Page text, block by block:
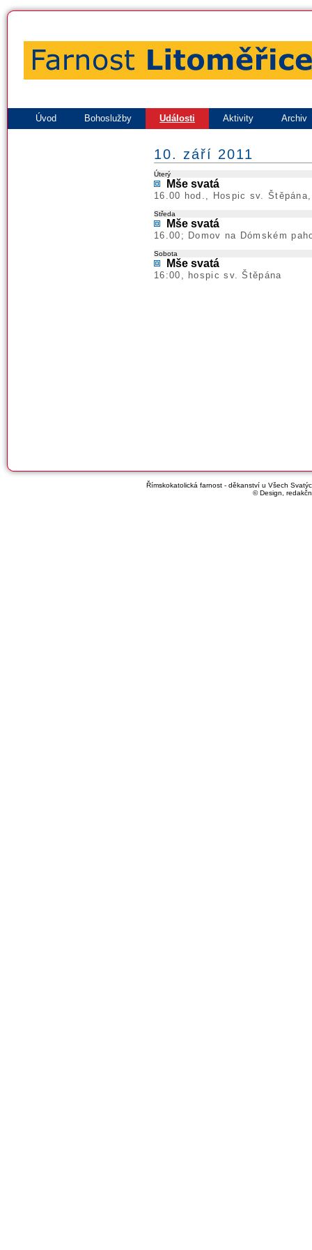
Úvod Bohoslužby Události Aktivity Archiv
10. září 2011
Úterý
Mše svatá
16.00 hod., Hospic sv.
Středa
Mše svatá
16.00; Domov na Dómském
Sobota
Mše svatá
16:00, hospic sv. Štěpána
Římskokatolická farnost - děkanství u Všech
© Design,